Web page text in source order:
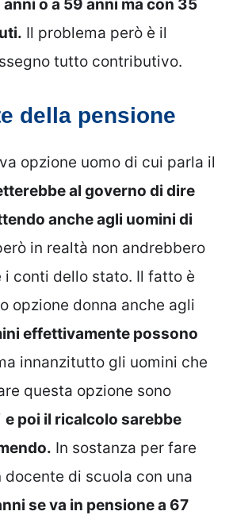
o a 59 anni ma con 35
Il problema però è il
tutto contributivo.
della pensione
opzione uomo di cui parla il
al governo di dire
anche agli uomini di
in realtà non andrebbero
i conti dello stato. Il fatto è
opzione donna anche agli
effettivamente possono
innanzitutto gli uomini che
questa opzione sono
e poi il ricalcolo sarebbe
In sostanza per fare
docente di scuola con una
se va in pensione a 67